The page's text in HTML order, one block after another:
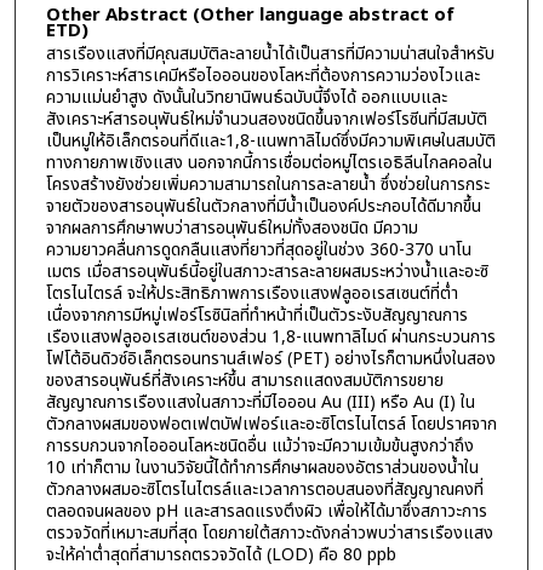
Other Abstract (Other language abstract of
ETD)
สารเรืองแสงที่มีคุณสมบัติละลายน้ำได้เป็นสารที่มีความน่าสนใจสำหรับ
การวิเคราะห์สารเคมีหรือไอออนของโลหะที่ต้องการความว่องไวและ
ความแม่นยำสูง ดังนั้นในวิทยานิพนธ์ฉบับนี้จึงได้ ออกแบบและ
สังเคราะห์สารอนุพันธ์ใหม่จำนวนสองชนิดขึ้นจากเฟอร์โรซีนที่มีสมบัติ
เป็นหมู่ให้อิเล็กตรอนที่ดีและ1,8-แนพทาลิไมด์ซึ่งมีความพิเศษในสมบัติ
ทางกายภาพเชิงแสง นอกจากนี้การเชื่อมต่อหมู่ไตรเอธิลีนไกลคอลใน
โครงสร้างยังช่วยเพิ่มความสามารถในการละลายน้ำ ซึ่งช่วยในการกระ
จายตัวของสารอนุพันธ์ในตัวกลางที่มีน้ำเป็นองค์ประกอบได้ดีมากขึ้น
จากผลการศึกษาพบว่าสารอนุพันธ์ใหม่ทั้งสองชนิด มีความ
ความยาวคลื่นการดูดกลืนแสงที่ยาวที่สุดอยู่ในช่วง 360-370 นาโน
เมตร เมื่อสารอนุพันธ์นี้อยู่ในสภาวะสารละลายผสมระหว่างน้ำและอะซิ
โตรไนไตรล์ จะให้ประสิทธิภาพการเรืองแสงฟลูออเรสเซนต์ที่ต่ำ
เนื่องจากการมีหมู่เฟอร์โรซินิลที่ทำหน้าที่เป็นตัวระงับสัญญาณการ
เรืองแสงฟลูออเรสเซนต์ของส่วน 1,8-แนพทาลิไมด์ ผ่านกระบวนการ
โฟโต้อินดิวซ์อิเล็กตรอนทรานส์เฟอร์ (PET) อย่างไรก็ตามหนึ่งในสอง
ของสารอนุพันธ์ที่สังเคราะห์ขึ้น สามารถแสดงสมบัติการขยาย
สัญญาณการเรืองแสงในสภาวะที่มีไอออน Au (III) หรือ Au (I) ใน
ตัวกลางผสมของฟอตเฟตบัฟเฟอร์และอะซิโตรไนไตรล์ โดยปราศจาก
การรบกวนจากไอออนโลหะชนิดอื่น แม้ว่าจะมีความเข้มข้นสูงกว่าถึง
10 เท่าก็ตาม ในงานวิจัยนี้ได้ทำการศึกษาผลของอัตราส่วนของน้ำใน
ตัวกลางผสมอะซิโตรไนไตรล์และเวลาการตอบสนองที่สัญญาณคงที่
ตลอดจนผลของ pH และสารลดแรงตึงผิว เพื่อให้ได้มาซึ่งสภาวะการ
ตรวจวัดที่เหมาะสมที่สุด โดยภายใต้สภาวะดังกล่าวพบว่าสารเรืองแสง
จะให้ค่าต่ำสุดที่สามารถตรวจวัดได้ (LOD) คือ 80 ppb